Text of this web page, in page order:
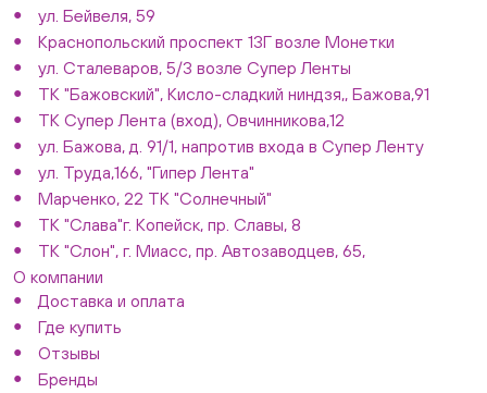
ул. Бейвеля, 59
Краснопольский проспект 13Г возле Монетки
ул. Сталеваров, 5/3 возле Супер Ленты
ТК "Бажовский", Кисло-сладкий ниндзя,, Бажова,91
ТК Супер Лента (вход), Овчинникова,12
ул. Бажова, д. 91/1, напротив входа в Супер Ленту
ул. Труда,166, "Гипер Лента"
Марченко, 22 ТК "Солнечный"
ТК "Слава"г. Копейск, пр. Славы, 8
ТК "Слон", г. Миасс, пр. Автозаводцев, 65,
О компании
Доставка и оплата
Где купить
Отзывы
Бренды